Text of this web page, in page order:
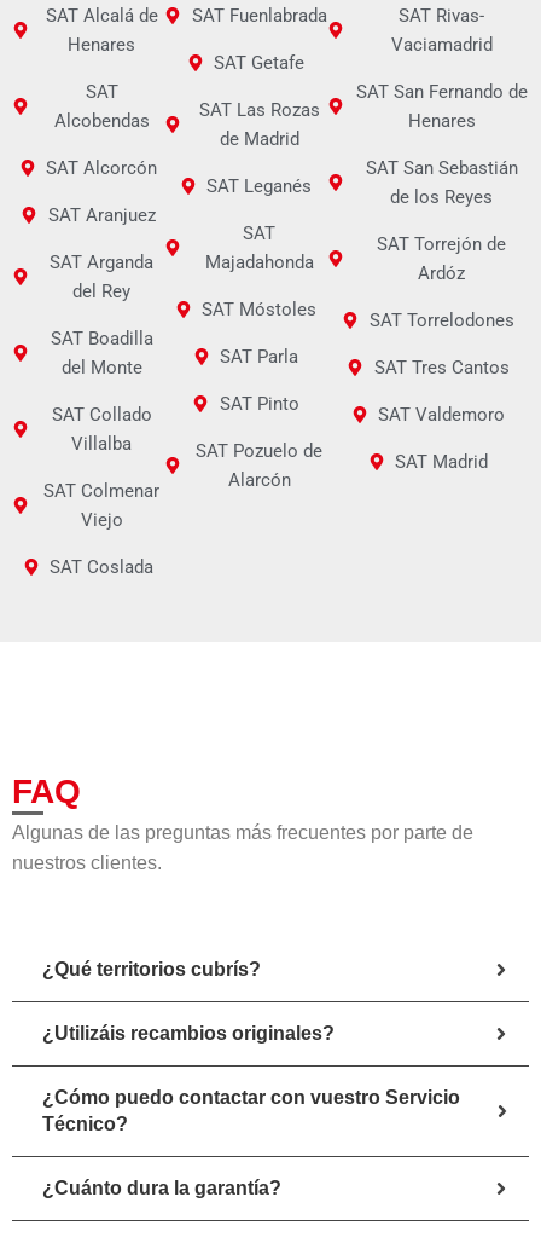
SAT Alcalá de
Henares
SAT
Alcobendas
SAT Alcorcón
SAT Aranjuez
SAT Arganda
del Rey
SAT Boadilla
del Monte
SAT Collado
Villalba
SAT Colmenar
Viejo
SAT Coslada
SAT Fuenlabrada
SAT Getafe
SAT Las Rozas
de Madrid
SAT Leganés
SAT
Majadahonda
SAT Móstoles
SAT Parla
SAT Pinto
SAT Pozuelo de
Alarcón
SAT Rivas-
Vaciamadrid
SAT San Fernando de
Henares
SAT San Sebastián
de los Reyes
SAT Torrejón de
Ardóz
SAT Torrelodones
SAT Tres Cantos
SAT Valdemoro
SAT Madrid
FAQ
Algunas de las preguntas más frecuentes por parte de
nuestros clientes.
¿Qué territorios cubrís?
¿Utilizáis recambios originales?
¿Cómo puedo contactar con vuestro Servicio
Técnico?
¿Cuánto dura la garantía?